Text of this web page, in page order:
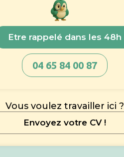
Etre rappelé dans les 48h
04 65 84 00 87
Vous voulez travailler ici ?
Envoyez votre CV !